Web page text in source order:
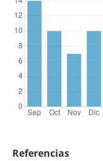
Referencias